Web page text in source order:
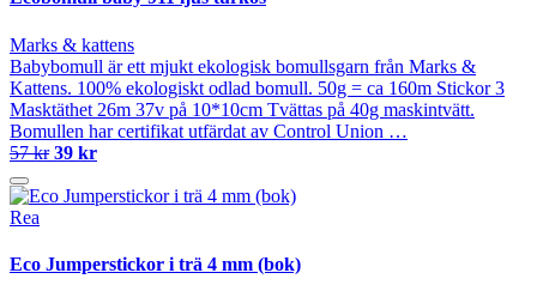
Marks & kattens
Babybomull är ett mjukt ekologisk bomullsgarn från Marks &
Kattens. 100% ekologiskt odlad bomull. 50g = ca 160m Stickor 3
Masktäthet 26m 37v på 10*10cm Tvättas på 40g maskintvätt.
Bomullen har certifikat utfärdat av Control Union …
57 kr 39 kr
Rea
Eco Jumperstickor i trä 4 mm (bok)